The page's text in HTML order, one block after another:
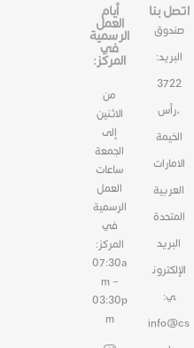
اتصل بنا
صندوق
البريد:
3722
،رأس
الخيمة
الامارات
العربية
المتحدة
البريد
الإلكترون
ي:
info@cs
أيام
العمل
الرسمية
في
المركز:
من
الاثنين
إلى
الجمعة
ساعات
العمل
الرسمية
في
المركز:
07:30a
m –
03:30p
m